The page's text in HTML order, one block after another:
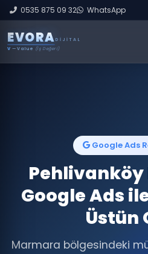
0535 875 09 32 WhatsApp
EVORA DIJITAL
V — Value (İş Değeri)
Google Ads
Pehlivanköy
Google Ads
Üstün
Marmara bölgesindeki